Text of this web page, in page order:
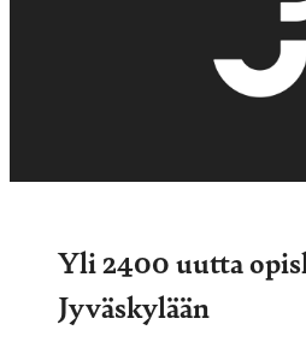
Yli 2400 uutta
Jyväskylään